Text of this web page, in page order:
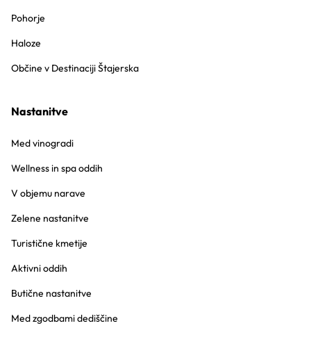
Pohorje
Haloze
Občine v Destinaciji Štajerska
Nastanitve
Med vinogradi
Wellness in spa oddih
V objemu narave
Zelene nastanitve
Turistične kmetije
Aktivni oddih
Butične nastanitve
Med zgodbami dediščine